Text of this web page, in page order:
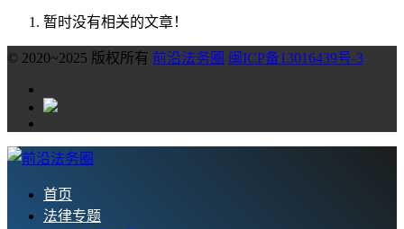
暂时没有相关的文章！
© 2020~2025 版权所有 前沿法务圈 闽ICP备13016439号-3
首页
法律专题